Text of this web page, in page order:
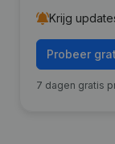
Krijg
Probeer
7 dagen gratis